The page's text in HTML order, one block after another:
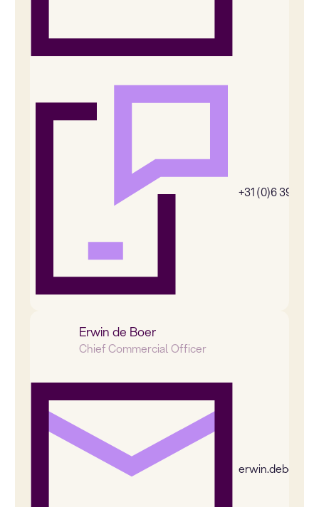
+31 (0)6
Erwin de Boer
Chief Commercial Officer